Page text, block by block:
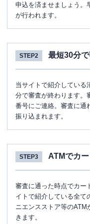
申込を済ませましょう。
が行われます。
STEP2 最短30分
当サイトで紹介している
分で審査が終わります。
番号にご連絡。審査に通
振り込まれます。
STEP3 ATMでカ
審査に通った時点でカー
イトで紹介している全て
ニエンスストア等の
きます。